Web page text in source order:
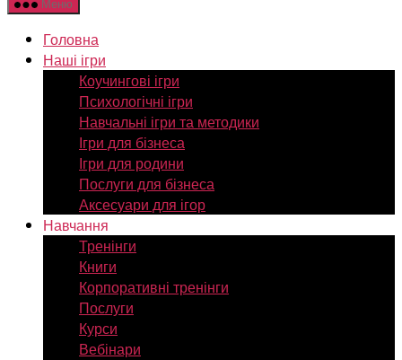
Меню
Головна
Наші ігри
Коучингові ігри
Психологічні ігри
Навчальні ігри та методики
Ігри для бізнеса
Ігри для родини
Послуги для бізнеса
Аксесуари для ігор
Навчання
Тренінги
Книги
Корпоративні тренінги
Послуги
Курси
Вебінари